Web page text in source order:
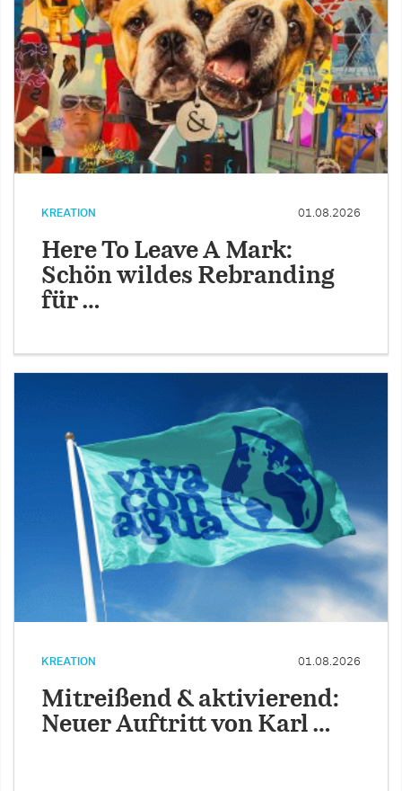
KREATION 01.08.2026
Here To Leave A Mark:
Schön wildes Rebranding
für …
KREATION 01.08.2026
Mitreißend & aktivierend:
Neuer Auftritt von Karl …